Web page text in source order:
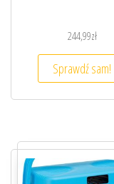
244,99zł
Sprawdź sam!